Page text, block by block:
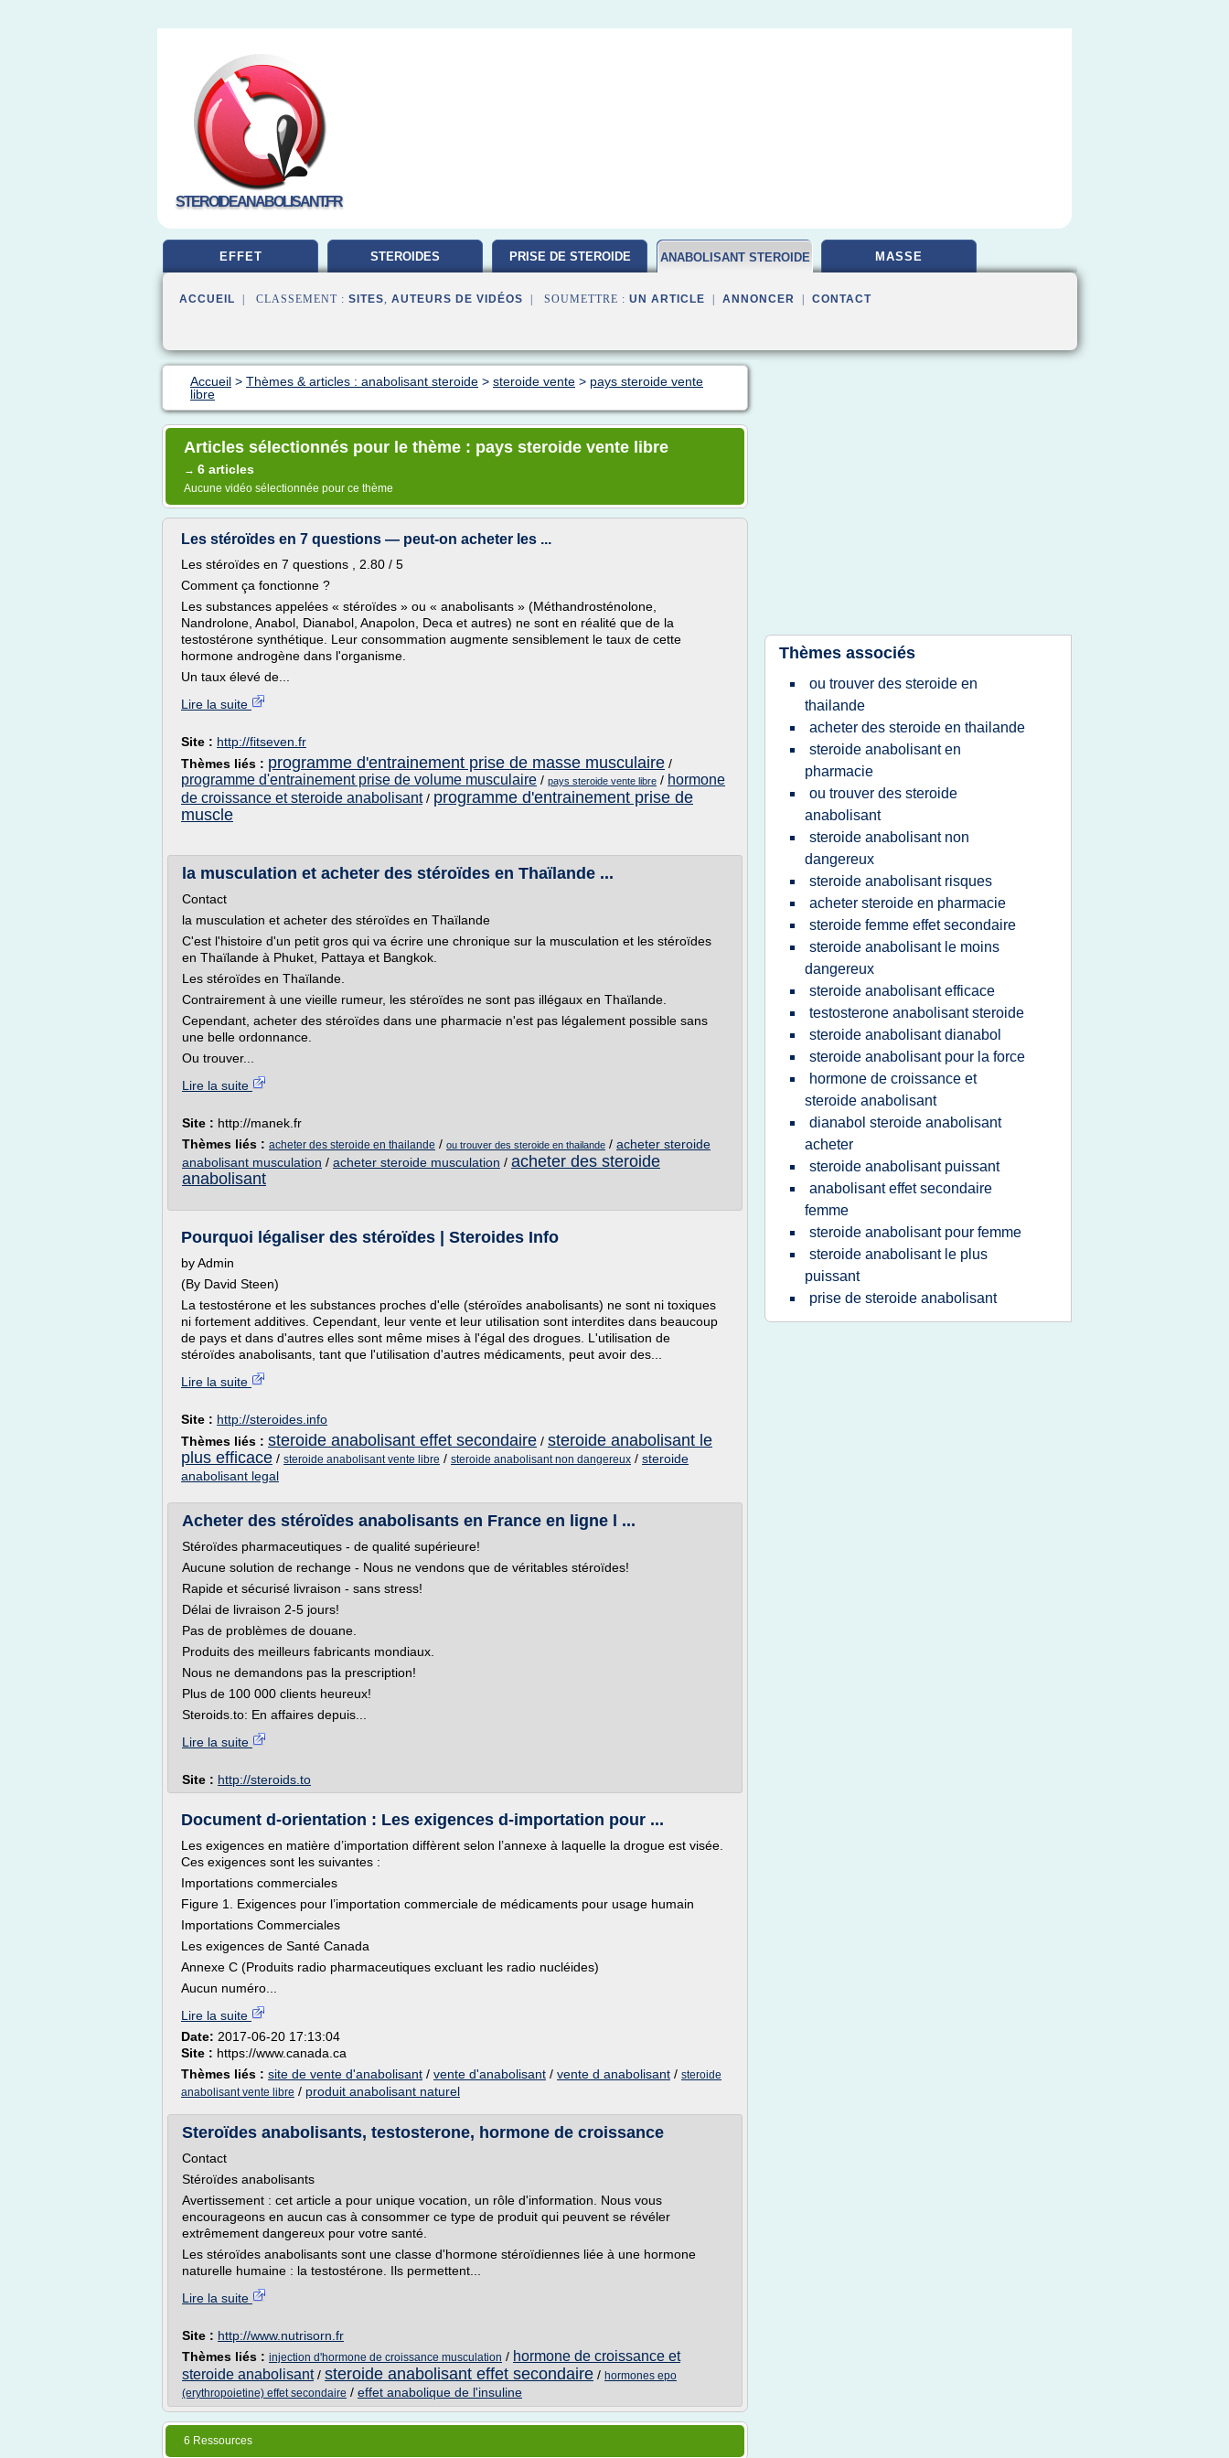
STEROIDEANABOLISANT.FR
EFFET STEROIDES PRISE DE STEROIDE ANABOLISANT STEROIDE MASSE
ACCUEIL | CLASSEMENT : SITES, AUTEURS DE VIDÉOS | SOUMETTRE : UN ARTICLE ANNONCER CONTACT
Accueil > Thèmes & articles : anabolisant steroide > steroide vente > pays steroide vente
libre
Articles sélectionnés pour le thème : pays steroide vente libre
→ 6 articles
Aucune vidéo sélectionnée pour ce thème
Les stéroïdes en 7 questions — peut-on acheter les ...
Les stéroïdes en 7 questions , 2.80 / 5
Comment ça fonctionne ?
Les substances appelées « stéroïdes » ou « anabolisants » (Méthandrosténolone,
Nandrolone, Anabol, Dianabol, Anapolon, Deca et autres) ne sont en réalité que de la
testostérone synthétique. Leur consommation augmente sensiblement le taux de cette
hormone androgène dans l'organisme.
Un taux élevé de...
Lire la suite
Site : http://fitseven.fr
Thèmes liés : programme d'entrainement prise de masse musculaire /
programme d'entrainement prise de volume musculaire / pays steroide vente libre / hormone
de croissance et steroide anabolisant/ programme d'entrainement prise de
muscle
la musculation et acheter des stéroïdes en Thaïlande ...
Contact
la musculation et acheter des stéroïdes en Thaïlande
C'est l'histoire d'un petit gros qui va écrire une chronique sur la musculation et les stéroïdes
en Thaïlande à Phuket, Pattaya et Bangkok.
Les stéroïdes en Thaïlande.
Contrairement à une vieille rumeur, les stéroïdes ne sont pas illégaux en Thaïlande.
Cependant, acheter des stéroïdes dans une pharmacie n'est pas légalement possible sans
une belle ordonnance.
Ou trouver...
Lire la suite
Site : http://manek.fr
Thèmes liés : acheter des steroide en thailande / ou trouver des steroide en thailande / acheter steroide
anabolisant musculation / acheter steroide musculation / acheter des steroide
anabolisant
Pourquoi légaliser des stéroïdes | Steroides Info
by Admin
(By David Steen)
La testostérone et les substances proches d'elle (stéroïdes anabolisants) ne sont ni toxiques
ni fortement additives. Cependant, leur vente et leur utilisation sont interdites dans beaucoup
de pays et dans d'autres elles sont même mises à l'égal des drogues. L'utilisation de
stéroïdes anabolisants, tant que l'utilisation d'autres médicaments, peut avoir des...
Lire la suite
Site : http://steroides.info
Thèmes liés : steroide anabolisant effet secondaire / steroide anabolisant le
plus efficace / steroide anabolisant vente libre / steroide anabolisant non dangereux / steroide
anabolisant legal
Acheter des stéroïdes anabolisants en France en ligne l ...
Stéroïdes pharmaceutiques - de qualité supérieure!
Aucune solution de rechange - Nous ne vendons que de véritables stéroïdes!
Rapide et sécurisé livraison - sans stress!
Délai de livraison 2-5 jours!
Pas de problèmes de douane.
Produits des meilleurs fabricants mondiaux.
Nous ne demandons pas la prescription!
Plus de 100 000 clients heureux!
Steroids.to: En affaires depuis...
Lire la suite
Site : http://steroids.to
Document d-orientation : Les exigences d-importation pour ...
Les exigences en matière d’importation diffèrent selon l’annexe à laquelle la drogue est visée.
Ces exigences sont les suivantes :
Importations commerciales
Figure 1. Exigences pour l’importation commerciale de médicaments pour usage humain
Importations Commerciales
Les exigences de Santé Canada
Annexe C (Produits radio pharmaceutiques excluant les radio nucléides)
Aucun numéro...
Lire la suite
Date: 2017-06-20 17:13:04
Site : https://www.canada.ca
Thèmes liés : site de vente d'anabolisant / vente d'anabolisant / vente d anabolisant / steroide
anabolisant vente libre / produit anabolisant naturel
Steroïdes anabolisants, testosterone, hormone de croissance
Contact
Stéroïdes anabolisants
Avertissement : cet article a pour unique vocation, un rôle d'information. Nous vous
encourageons en aucun cas à consommer ce type de produit qui peuvent se révéler
extrêmement dangereux pour votre santé.
Les stéroïdes anabolisants sont une classe d'hormone stéroïdiennes liée à une hormone
naturelle humaine : la testostérone. Ils permettent...
Lire la suite
Site : http://www.nutrisorn.fr
Thèmes liés : injection d'hormone de croissance musculation / hormone de croissance et
steroide anabolisant/ steroide anabolisant effet secondaire / hormones epo
(erythropoietine) effet secondaire / effet anabolique de l'insuline
6 Ressources
Thèmes associés
ou trouver des steroide en
thailande
acheter des steroide en thailande
steroide anabolisant en
pharmacie
ou trouver des steroide
anabolisant
steroide anabolisant non
dangereux
steroide anabolisant risques
acheter steroide en pharmacie
steroide femme effet secondaire
steroide anabolisant le moins
dangereux
steroide anabolisant efficace
testosterone anabolisant steroide
steroide anabolisant dianabol
steroide anabolisant pour la force
hormone de croissance et
steroide anabolisant
dianabol steroide anabolisant
acheter
steroide anabolisant puissant
anabolisant effet secondaire
femme
steroide anabolisant pour femme
steroide anabolisant le plus
puissant
prise de steroide anabolisant